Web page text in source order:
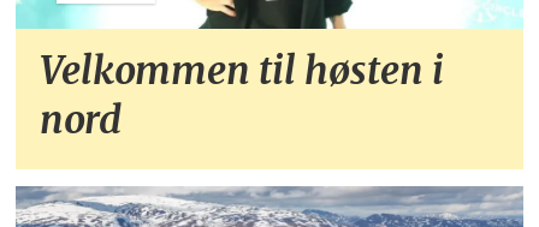
Velkommen til høsten i
nord